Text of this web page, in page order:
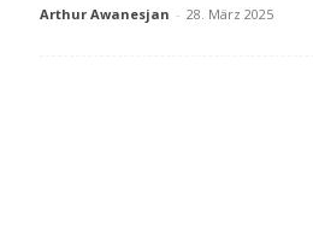
Arthur Awanesjan - 28. März 2025